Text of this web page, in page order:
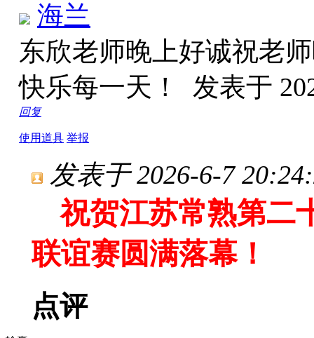
海兰
东欣老师晚上好诚祝老
快乐每一天！ 发表于
回复
使用道具 举报
发表于 2026-6-7
祝贺江苏常熟第二
联谊赛圆满落幕！
点评